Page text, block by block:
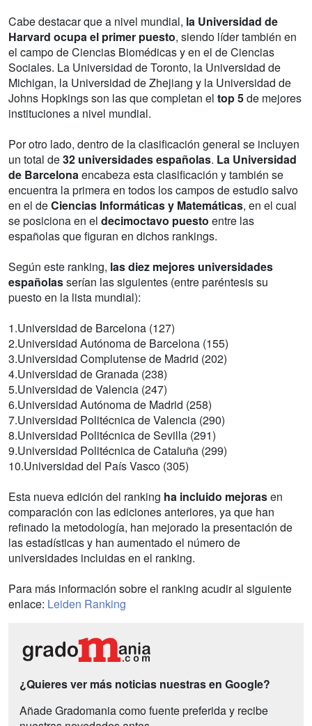
Cabe destacar que a nivel mundial, la Universidad de
Harvard ocupa el primer puesto, siendo líder también en
el campo de Ciencias Biomédicas y en el de Ciencias
Sociales. La Universidad de Toronto, la Universidad de
Michigan, la Universidad de Zhejiang y la Universidad de
Johns Hopkings son las que completan el top 5de mejores
instituciones a nivel mundial.
Por otro lado, dentro de la clasificación general se incluyen
un total de32 universidades españolas. La Universidad
de Barcelonaencabeza esta clasificación y también se
encuentra la primera en todos los campos de estudio salvo
en el deCiencias Informáticas y Matemáticas, en el cual
se posiciona en el decimoctavo puesto entre las
españolas que figuran en dichos rankings.
Según este ranking, las diez mejores universidades
españolasserían las siguientes (entre paréntesis su
puesto en la lista mundial):
1.Universidad de Barcelona (127)
2.Universidad Autónoma de Barcelona (155)
3.Universidad Complutense de Madrid (202)
4.Universidad de Granada (238)
5.Universidad de Valencia (247)
6.Universidad Autónoma de Madrid (258)
7.Universidad Politécnica de Valencia (290)
8.Universidad Politécnica de Sevilla (291)
9.Universidad Politécnica de Cataluña (299)
10.Universidad del País Vasco (305)
Esta nueva edición del ranking ha incluido mejorasen
comparación con las ediciones anteriores, ya que han
refinado la metodología, han mejorado la presentación de
las estadísticas y han aumentado el número de
universidades incluidas en el ranking.
Para más información sobre el ranking acudir al siguiente
enlace: Leiden Ranking
¿Quieres ver más noticias nuestras en Google?
Añade Gradomania como fuente preferida y recibe